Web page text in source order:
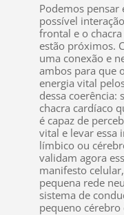
Podemos
possível
frontal e o
estão próximos.
uma conexão e
ambos para que
energia vital
dessa coerência:
chacra cardíaco
é capaz de
vital e levar essa
límbico ou
validam agora
manifesto
pequena rede
sistema de
pequeno